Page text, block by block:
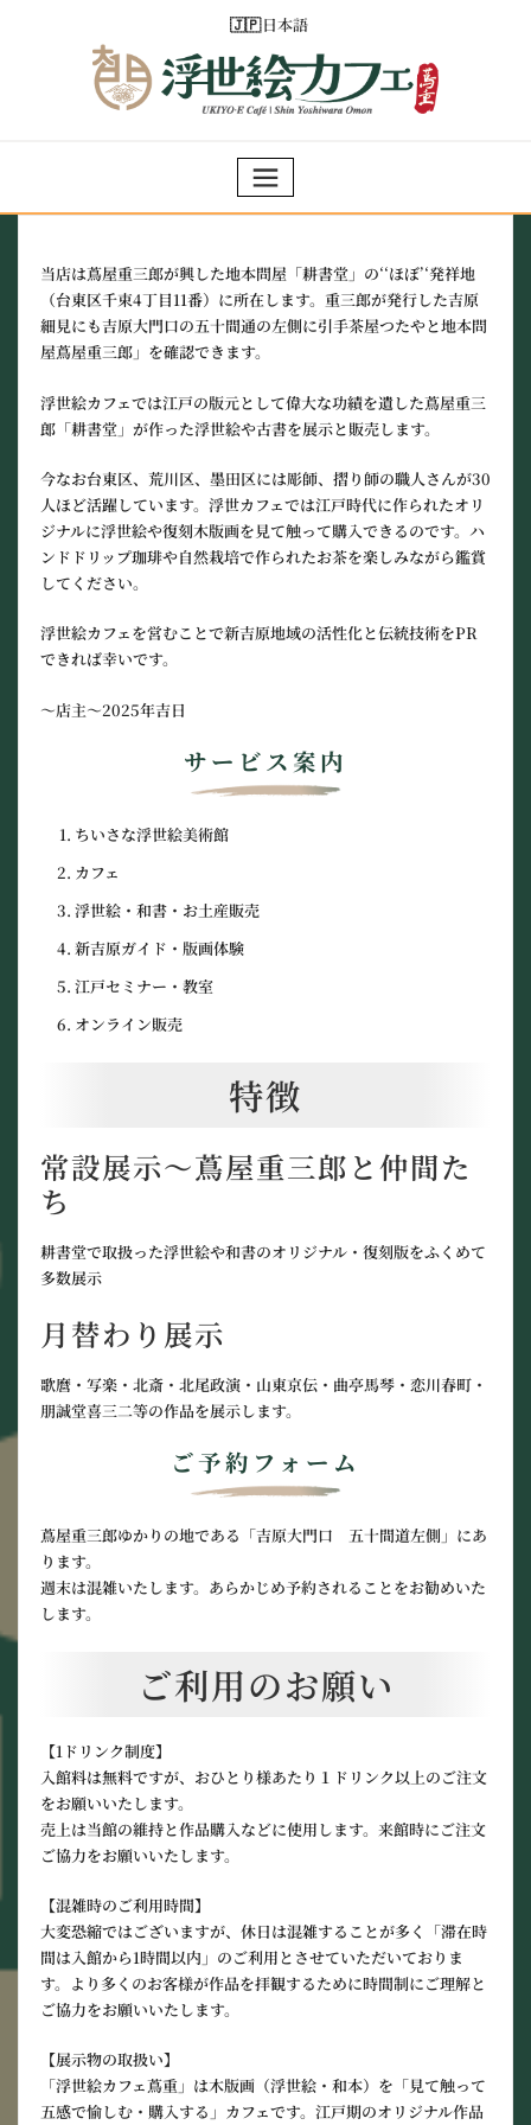
日本語
当店は蔦屋重三郎が興した地本問屋「耕書堂」の‘‘ほぼ’‘発祥地
（台東区千束4丁目11番）に所在します。重三郎が発行した吉原
細見にも吉原大門口の五十間通の左側に引手茶屋つたやと地本問
屋蔦屋重三郎」を確認できます。
浮世絵カフェでは江戸の版元として偉大な功績を遺した蔦屋重三
郎「耕書堂」が作った浮世絵や古書を展示と販売します。
今なお台東区、荒川区、墨田区には彫師、摺り師の職人さんが30
人ほど活躍しています。浮世カフェでは江戸時代に作られたオリ
ジナルに浮世絵や復刻木版画を見て触って購入できるのです。ハ
ンドドリップ珈琲や自然栽培で作られたお茶を楽しみながら鑑賞
してください。
浮世絵カフェを営むことで新吉原地域の活性化と伝統技術をPR
できれば幸いです。
～店主～2025年吉日
サービス案内
ちいさな浮世絵美術館
カフェ
浮世絵・和書・お土産販売
新吉原ガイド・版画体験
江戸セミナー・教室
オンライン販売
特徴
常設展示～蔦屋重三郎と仲間た
ち
耕書堂で取扱った浮世絵や和書のオリジナル・復刻版をふくめて
多数展示
月替わり展示
歌麿・写楽・北斎・北尾政演・山東京伝・曲亭馬琴・恋川春町・
朋誠堂喜三二等の作品を展示します。
ご予約フォーム
蔦屋重三郎ゆかりの地である「吉原大門口 五十間道左側」にあ
ります。
週末は混雑いたします。あらかじめ予約されることをお勧めいた
します。
ご利用のお願い
【1ドリンク制度】
入館料は無料ですが、おひとり様あたり１ドリンク以上のご注文
をお願いいたします。
売上は当館の維持と作品購入などに使用します。来館時にご注文
ご協力をお願いいたします。
【混雑時のご利用時間】
大変恐縮ではございますが、休日は混雑することが多く「滞在時
間は入館から1時間以内」のご利用とさせていただいておりま
す。より多くのお客様が作品を拝観するために時間制にご理解と
ご協力をお願いいたします。
【展示物の取扱い】
「浮世絵カフェ蔦重」は木版画（浮世絵・和本）を「見て触って
五感で愉しむ・購入する」カフェです。江戸期のオリジナル作品